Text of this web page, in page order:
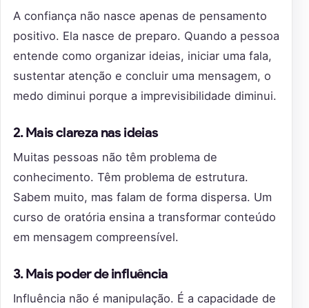
A confiança não nasce apenas de pensamento
positivo. Ela nasce de preparo. Quando a pessoa
entende como organizar ideias, iniciar uma fala,
sustentar atenção e concluir uma mensagem, o
medo diminui porque a imprevisibilidade diminui.
2. Mais clareza nas ideias
Muitas pessoas não têm problema de
conhecimento. Têm problema de estrutura.
Sabem muito, mas falam de forma dispersa. Um
curso de oratória ensina a transformar conteúdo
em mensagem compreensível.
3. Mais poder de influência
Influência não é manipulação. É a capacidade de